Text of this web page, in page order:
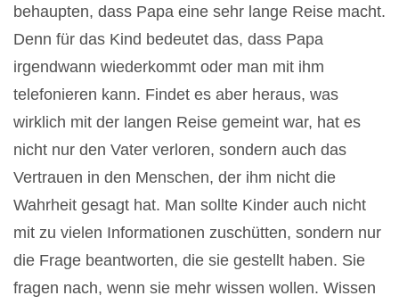
behaupten, dass Papa eine sehr lange Reise macht.
Denn für das Kind bedeutet das, dass Papa
irgendwann wiederkommt oder man mit ihm
telefonieren kann. Findet es aber heraus, was
wirklich mit der langen Reise gemeint war, hat es
nicht nur den Vater verloren, sondern auch das
Vertrauen in den Menschen, der ihm nicht die
Wahrheit gesagt hat. Man sollte Kinder auch nicht
mit zu vielen Informationen zuschütten, sondern nur
die Frage beantworten, die sie gestellt haben. Sie
fragen nach, wenn sie mehr wissen wollen. Wissen